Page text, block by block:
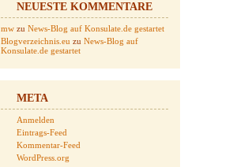
NEUESTE KOMMENTARE
mw zu News-Blog auf Konsulate.de gestartet
Blogverzeichnis.eu zu News-Blog auf
Konsulate.de gestartet
META
Anmelden
Eintrags-Feed
Kommentar-Feed
WordPress.org